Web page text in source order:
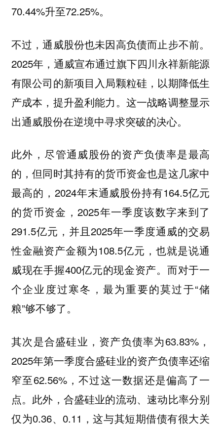
70.44%升至72.25%。
不过，通威股份也未因高负债而止步不前。
2025年，通威宣布通过旗下四川永祥新能源
有限公司的新项目入局颗粒硅，以期降低生
产成本，提升盈利能力。这一战略调整显示
出通威股份在逆境中寻求突破的决心。
此外，尽管通威股份的资产负债率是最高
的，但同时其持有的货币资金也是这几家中
最高的，2024年末通威股份持有164.5亿元
的货币资金，2025年一季度该数字来到了
291.5亿元，并且2025年一季度通威的交易
性金融资产金额为108.5亿元，也就是说通
威现在手握400亿元的现金资产。而对于一
个企业度过寒冬，最为重要的莫过于“储
粮”够不够了。
其次是合盛硅业，资产负债率为63.83%，
2025年第一季度合盛硅业的资产负债率还缩
窄至62.56%，不过这一数据还是偏高了一
点。此外，合盛硅业的流动、速动比率分别
仅为0.36、0.11，这与其短期借债有很大关